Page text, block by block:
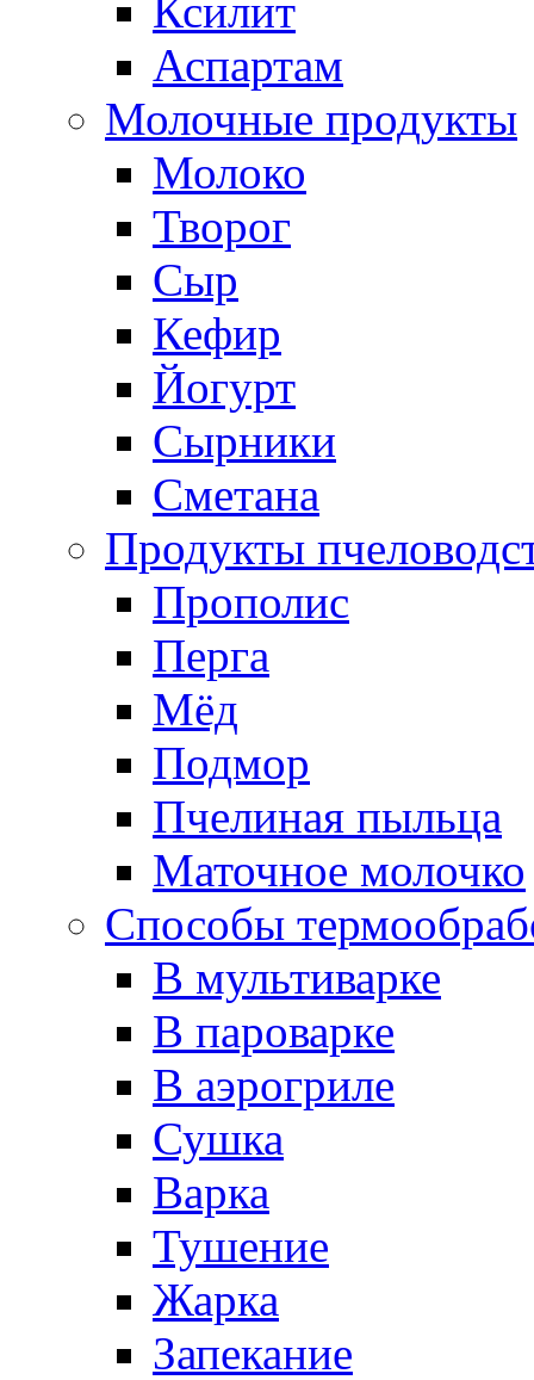
Ксилит
Аспартам
Молочные продукты
Молоко
Творог
Сыр
Кефир
Йогурт
Сырники
Сметана
Продукты
Прополис
Перга
Мёд
Подмор
Пчелиная пыльца
Маточное молочко
Способы
В мультиварке
В пароварке
В аэрогриле
Сушка
Варка
Тушение
Жарка
Запекание